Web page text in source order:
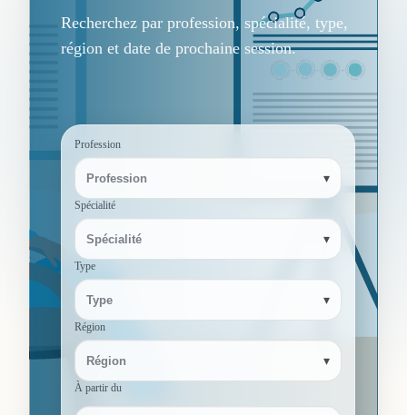
Recherchez par profession, spécialité, type,
région et date de prochaine session.
Profession
Profession ▾
Spécialité
Spécialité ▾
Type
Type ▾
Région
Région ▾
À partir du